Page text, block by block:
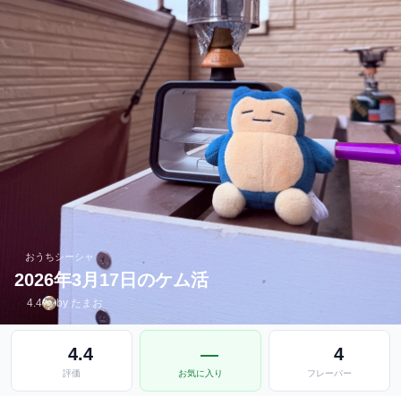
おうちシーシャ
2026年3月17日のケム活
4.4 by たまお
4.4
評価
—
お気に入り
4
フレーバー